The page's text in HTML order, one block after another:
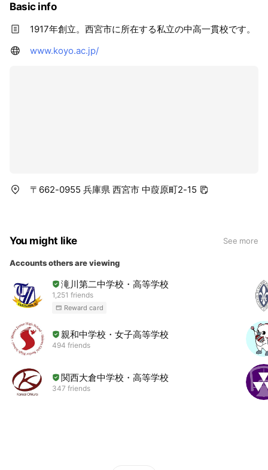
Basic info
1917年創立。西宮市に所在する私立の中高一貫校です。
www.koyo.ac.jp/
〒662-0955 兵庫県 西宮市 中葭原町2-15
You might like See more
Accounts others are viewing
滝川第二中学校・高等学校
1,251 friends
Reward card
親和中学校・女子高等学校
494 friends
関西大倉中学校・高等学校
347 friends